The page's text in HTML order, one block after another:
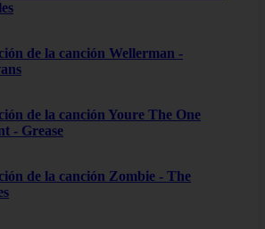
de la canción Wellerman -
de la canción Youre The One
- Grease
de la canción Zombie - The